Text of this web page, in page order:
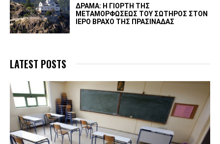
ΔΡΆΜΑ: Η ΓΙΟΡΤΉ ΤΗΣ
ΜΕΤΑΜΟΡΦΏΣΕΩΣ ΤΟΥ ΣΩΤΉΡΟΣ ΣΤΟΝ
ΙΕΡΌ ΒΡΆΧΟ ΤΗΣ ΠΡΑΣΙΝΆΔΑΣ
LATEST POSTS